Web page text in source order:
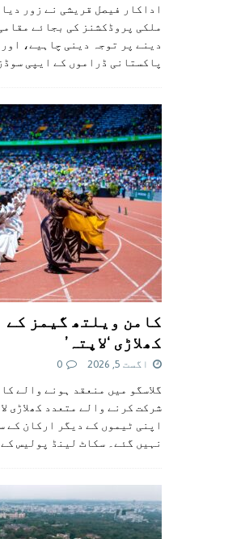
اداکار فیصل قریشی نے زور
ملکی پروڈکشنز کی بجائے
دینے پر توجہ دینی چاہیے،
پاکستانی ڈراموں کے ایپی
کامن ویلتھ گیمز کے
کھلاڑی ‘لاپتہ’
اگست 5, 2026 0
گلاسگو میں منعقد ہونے والے
شرکت کرنے والے متعدد کھلاڑی
اپنی ٹیموں کے دیگر ارکان کے
نہیں گئے۔ سکاٹ لینڈ پولیس کے